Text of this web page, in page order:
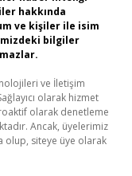
hakkında
ve kişiler ile isim
bilgiler
ve İletişim
olarak hizmet
olarak denetleme
Ancak, üyelerimiz
olup, siteye üye olarak